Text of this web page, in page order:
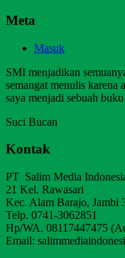
Meta
Masuk
SMI menjadikan
semangat menulis
saya menjadi sebuah buku
Suci Bucan
Kontak
PT Salim Media
21 Kel. Rawasari
Kec. Alam Barajo, Jambi
Telp. 0741-3062851
Hp/WA. 08117447475
Email: